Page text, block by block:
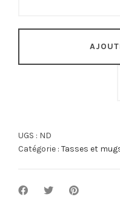
UGS : ND
Catégorie : Tasses et